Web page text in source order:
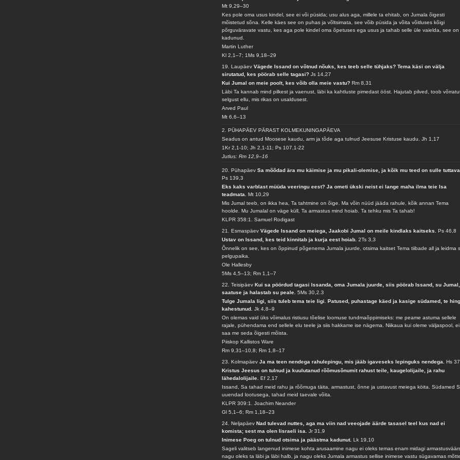
Mt 9,29–30
Kes pole oma usus kindel, see ei või püsida; usu alus aga, millele ta ehitab, on Jumala õigesti
mõistetud sõna. Kelle käes see on puhas ja võltsimata, see võib püsida ja võita võitluses kõigi
põrguväravate vastu, kes aga pole kindel oma õpetuses ega usus ja tahab selle üle vaielda, see on
kadunud.
Martin Luther
Kl 2,1–7; 1Ms 9,18–29
19. LaupäevVägede Issand on võtnud nõuks, kes teeb selle tühjaks? Tema käsi on välja
sirutatud, kes pöörab selle tagasi?Js 14,27
Kui Jumal on meie poolt, kes võib olla meie vastu?Rm 8,31
Läbi Ta kannab mind pilkest ja vaenust, läbi ka kahtluste pimedast ööst. Hajutab pilved, toob
selgust ellu, mis rikas on usaldusest.
Arved Paul
Mt 6,6–13
2. PÜHAPÄEV PÄRAST KOLMEKUNINGAPÄEVA
Seadus on antud Moosese kaudu, arm ja tõde aga tulnud Jeesuse Kristuse kaudu.Jh 1,17
1Kr 2,1-10; Jh 2,1-11; Ps 107,1-22
Jutlus: Rm 12,9–16
20. PühapäevSa mõõdad ära mu käimise ja mu pikali-olemise, ja kõik mu teed on sulle
Ps 139,3
Eks kaks varblast müüda veeringu eest? Ja ometi ükski neist ei lange maha ilma teie Isa
teadmata.Mt 10,29
Mis Jumal teeb, on ikka hea, Ta tahtmine on õige. Ma võin nüüd jääda rahule, kõik annan Tema
hoolde. Mu Jumalal on väge küll, Ta armastus mind hoiab. Ta tehku mis Ta tahab!
KLPR 358:1. Samuel Rodigast
21. EsmaspäevVägede Issand on meiega, Jaakobi Jumal on meile kindlaks kaitseks.Ps 46,8
Ustav on Issand, kes teid kinnitab ja kurja eest hoiab.2Ts 3,3
Õnnelik on see, kes on õppinud põgenema Jumala juurde, otsima kaitset Tema tiibade all ja leidma
pelgupaika.
Ole Hallesby
5Ms 4,5–13; Rm 1,1–7
22. TeisipäevKui sa pöördud tagasi Issanda, oma Jumala juurde, siis pöörab Issand, su
saatuse ja halastab su peale.5Ms 30,2.3
Tulge Jumala ligi, siis tuleb tema teie ligi. Patused, puhastage käed ja kasige südamed, te
kahestunud.Jk 4,8–9
On olemas vaid üks võimalus ristiusu tõelise loomuse tundmaõppimiseks: me peame astuma sellele
rajale, pühendama end sellele elu teele ja siis hakkame ise nägema. Niikaua kui oleme väljaspool, ei
saa me seda õigesti mõista.
Piiskop Kallistos Ware
Rm 9,31–10,8; Rm 1,8–17
23. KolmapäevJa ma teen nendega rahulepingu, mis jääb igaveseks lepinguks nendega.Hs
Kristus Jeesus on tulnud ja kuulutanud rõõmusõnumit rahust teile, kaugelolijaile, ja rahu
lähedalolijaile.Ef 2,17
Issand, Sa tahad meid rahu ja rõõmuga täita, armastust, õnne ja ustavust meiega köita. Südamed
uuendad lootusega, tahad meid taevale võita.
KLPR 309:1. Joachim Neander
Gl 5,1–6; Rm 1,18–23
24. NeljapäevNad tulevad nuttes, aga ma viin nad veeojade äärde tasasel teel kus nad ei
komista; sest ma olen Iisraeli isa.Jr 31,9
Inimese Poeg on tulnud otsima ja päästma kadunut.Lk 19,10
Sageli valitseb langenud inimese kohta arusaamine nagu ei oleks temas enam midagi
nagu oleks ta läbi ja läbi halb, ja nagu oleks Jumala armastus sellise inimese vastu sügavamas